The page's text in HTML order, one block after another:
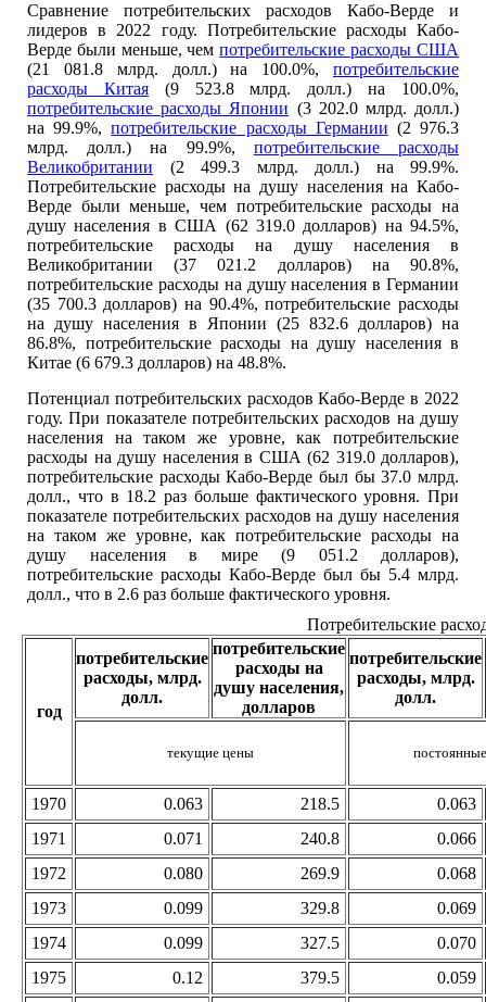
Сравнение потребительских расходов Кабо-Верде и
лидеров в 2022 году. Потребительские расходы Кабо-
Верде были меньше, чемпотребительские расходы США
(21 081.8 млрд. долл.) на 100.0%, потребительские
расходы Китая(9 523.8 млрд. долл.) на 100.0%,
потребительские расходы Японии (3 202.0 млрд. долл.)
на 99.9%,потребительские расходы Германии (2 976.3
млрд. долл.) на 99.9%, потребительские расходы
Великобритании (2 499.3 млрд. долл.) на 99.9%.
Потребительские расходы на душу населения на Кабо-
Верде были меньше, чем потребительские расходы на
душу населения в США (62 319.0 долларов) на 94.5%,
потребительские расходы на душу населения в
Великобритании (37 021.2 долларов) на 90.8%,
потребительские расходы на душу населения в Германии
(35 700.3 долларов) на 90.4%, потребительские расходы
на душу населения в Японии (25 832.6 долларов) на
86.8%, потребительские расходы на душу населения в
Китае (6 679.3 долларов) на 48.8%.
Потенциал потребительских расходов Кабо-Верде в 2022
году. При показателе потребительских расходов на душу
населения на таком же уровне, как потребительские
расходы на душу населения в США (62 319.0 долларов),
потребительские расходы Кабо-Верде был бы 37.0 млрд.
долл., что в 18.2 раз больше фактического уровня. При
показателе потребительских расходов на душу населения
на таком же уровне, как потребительские расходы на
душу населения в мире (9 051.2 долларов),
потребительские расходы Кабо-Верде был бы 5.4 млрд.
долл., что в 2.6 раз больше фактического уровня.
Потребительские
год
потребительские
расходы, млрд.
долл.
потребительские
расходы на
душу населения,
долларов
потребительские
расходы, млрд.
долл.
текущие цены
1970 0.063 218.5
0.063
1971
0.071 240.8
0.066
1972
0.080 269.9
0.068
1973
0.099 329.8
0.069
1974
0.099 327.5
0.070
1975
0.12 379.5
0.059